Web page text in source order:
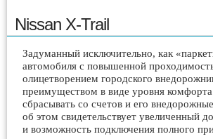
Nissan X-Trail
Задуманный исключительно, как
автомобиля с повышенной
олицетворением городского
преимуществом в виде уровня
сбрасывать со счетов и его
об этом свидетельствует увеличенный
и возможность подключения полного